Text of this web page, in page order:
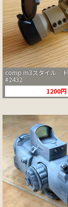
comp m3スタイル ド
#2432
1200円